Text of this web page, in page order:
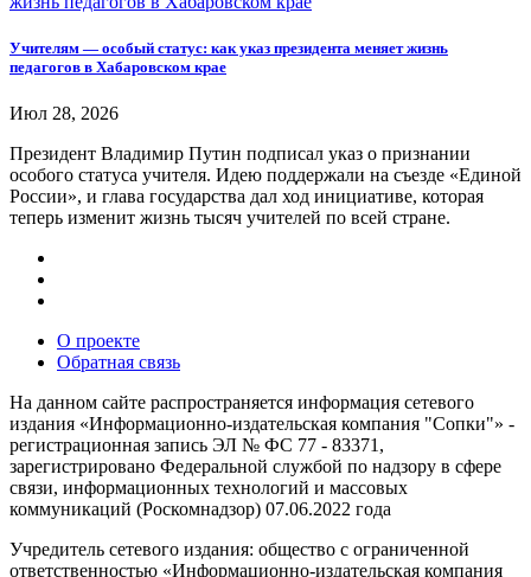
Учителям — особый статус: как указ президента меняет жизнь
педагогов в Хабаровском крае
Июл 28, 2026
Президент Владимир Путин подписал указ о признании
особого статуса учителя. Идею поддержали на съезде «Единой
России», и глава государства дал ход инициативе, которая
теперь изменит жизнь тысяч учителей по всей стране.
О проекте
Обратная связь
На данном сайте распространяется информация сетевого
издания «Информационно-издательская компания "Сопки"» -
регистрационная запись ЭЛ № ФС 77 - 83371,
зарегистрировано Федеральной службой по надзору в сфере
связи, информационных технологий и массовых
коммуникаций (Роскомнадзор) 07.06.2022 года
Учредитель сетевого издания: общество с ограниченной
ответственностью «Информационно-издательская компания